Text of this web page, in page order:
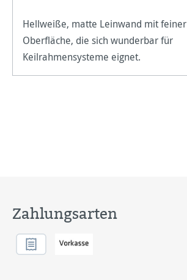
Hellweiße, matte Leinwand mit feiner
Oberfläche, die sich wunderbar für
Keilrahmensysteme eignet.
Zahlungsarten